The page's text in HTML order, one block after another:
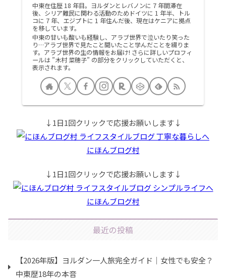
中東在住歴 18 年目。ヨルダンとレバノンに 7 年間滞在
後、シリア難民に関わる活動のためドイツに 1 年半、トル
コに 7 年、エジプトに 1 年住んだ後、現在はケニアに拠点
を移しています。
中東の甘いも酸いも経験し、アラブ世界で泣いたり笑った
り…アラブ世界で見たこと聞いたこと学んだことを綴りま
す。アラブ世界の生の情報をお届け! さらに詳しいプロフィ
ールは ”木村 菜穂子” の部分をクリックしていただくと、
表示されます。
↓1日1回クリックで応援お願いします↓
にほんブログ村
↓1日1回クリックで応援お願いします↓
にほんブログ村
最近の投稿
【2026年版】ヨルダン一人旅完全ガイド｜女性でも安全？
中東歴18年の本音